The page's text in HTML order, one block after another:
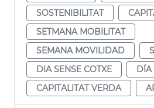
SOSTENIBILITAT
SETMANA MOBILITAT
SEMANA MOVILIDAD
DIA SENSE COTXE
DÍA
CAPITALITAT VERDA